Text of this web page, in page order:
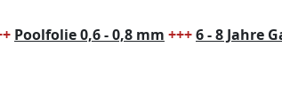
Poolfolie 0,6 - 0,8 mm +++6 - 8 Jahre